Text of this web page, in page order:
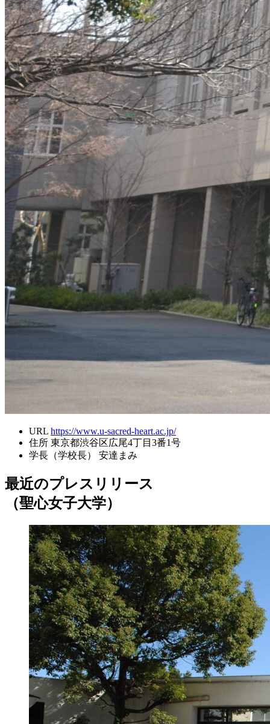
URL https://www.u-sacred-heart.ac.jp/
住所 東京都渋谷区広尾4丁目3番1号
学長（学校長）
安達まみ
最近のプレスリリース
（聖心女子大学）